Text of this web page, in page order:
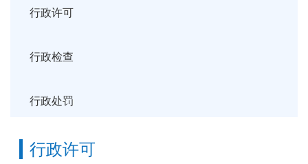
行政许可
行政检查
行政处罚
行政许可